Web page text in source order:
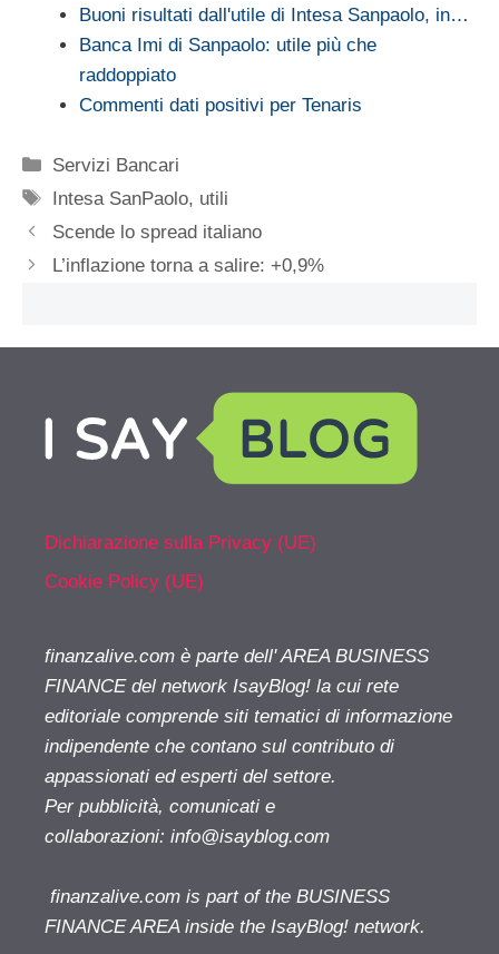
Buoni risultati dall'utile di Intesa Sanpaolo, in…
Banca Imi di Sanpaolo: utile più che
raddoppiato
Commenti dati positivi per Tenaris
Categorie
Servizi Bancari
Tag
Intesa SanPaolo, utili
Scende lo spread italiano
L’inflazione torna a salire: +0,9%
Dichiarazione sulla Privacy (UE)
Cookie Policy (UE)
finanzalive.com è parte dell' AREA BUSINESS
FINANCE del network IsayBlog! la cui rete
editoriale comprende siti tematici di informazione
indipendente che contano sul contributo di
appassionati ed esperti del settore.
Per pubblicità, comunicati e
collaborazioni: info@isayblog.com
finanzalive.com is part of the BUSINESS
FINANCE AREA inside the IsayBlog! network.